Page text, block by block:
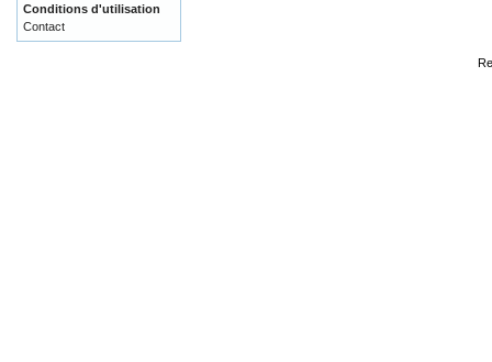
Conditions d'utilisation
Contact